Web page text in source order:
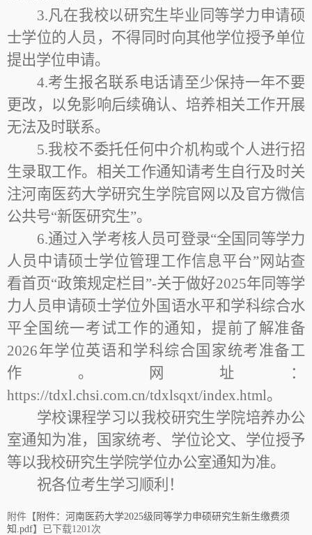
3.凡在我校以研究生毕业同等学力申请硕
士学位的人员，不得同时向其他学位授予单位
提出学位申请。
4.考生报名联系电话请至少保持一年不要
更改，以免影响后续确认、培养相关工作开展
无法及时联系。
5.我校不委托任何中介机构或个人进行招
生录取工作。相关工作通知请考生自行及时关
注河南医药大学研究生学院官网以及官方微信
公共号“新医研究生”。
6.通过入学考核人员可登录“全国同等学力
人员中请硕士学位管理工作信息平台”网站查
看首页“政策规定栏目”-关于做好2025年同等学
力人员申请硕士学位外国语水平和学科综合水
平全国统一考试工作的通知，提前了解准备
2026年学位英语和学科综合国家统考准备工
作。网址：
https://tdxl.chsi.com.cn/tdxlsqxt/index.html。
学校课程学习以我校研究生学院培养办公
室通知为准，国家统考、学位论文、学位授予
等以我校研究生学院学位办公室通知为准。
祝各位考生学习顺利！
附件【 附件：河南医药大学2025级同等学力申硕研究生新生缴费须
知.pdf】已下载1201次